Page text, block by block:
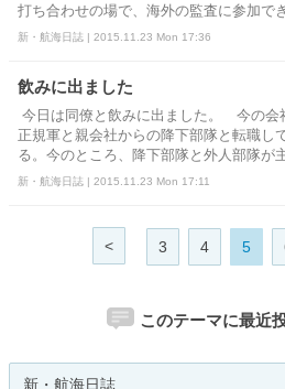
打ち合わせの場で、海外の監査に参加で
新・航海日誌 | 2015.11.23 Mon 17:36
飲みに出ました
今日は同僚と飲みに出ました。 今の会
正規軍と親会社からの降下部隊と転職し
る。今のところ、降下部隊と外人部隊が
新・航海日誌 | 2015.11.23 Mon 17:11
< 3 4 5
このテーマに最近
新・航海日誌